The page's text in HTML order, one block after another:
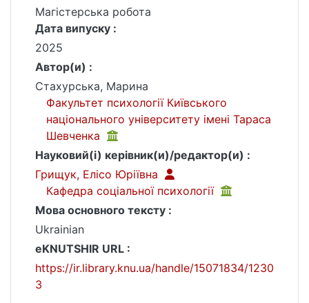
Магістерська робота
Дата випуску :
2025
Автор(и) :
Стахурська, Марина
Факультет психології Київського
національного університету імені Тараса
Шевченка
Науковий(і) керівник(и)/редактор(и) :
Грищук, Елісо Юріївна
Кафедра соціальної психології
Мова основного тексту :
Ukrainian
eKNUTSHIR URL :
https://ir.library.knu.ua/handle/15071834/1230
3